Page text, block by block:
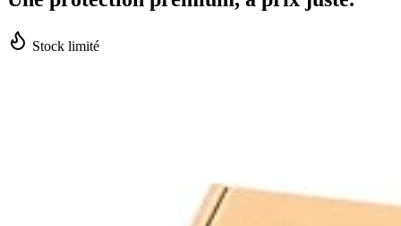
Stock limité